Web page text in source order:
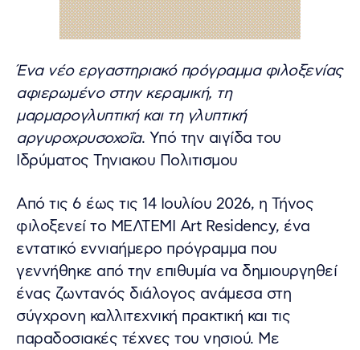
Ένα νέο εργαστηριακό πρόγραμμα φιλοξενίας
αφιερωμένο στην κεραμική, τη
μαρμαρογλυπτική και τη γλυπτική
αργυροχρυσοχοΐα. Υπό την αιγίδα του
Ιδρύματος Τηνιακου Πολιτισμου
Από τις 6 έως τις 14 Ιουλίου 2026, η Τήνος
φιλοξενεί το ΜΕΛΤΕΜΙ Art Residency, ένα
εντατικό εννιαήμερο πρόγραμμα που
γεννήθηκε από την επιθυμία να δημιουργηθεί
ένας ζωντανός διάλογος ανάμεσα στη
σύγχρονη καλλιτεχνική πρακτική και τις
παραδοσιακές τέχνες του νησιού. Με